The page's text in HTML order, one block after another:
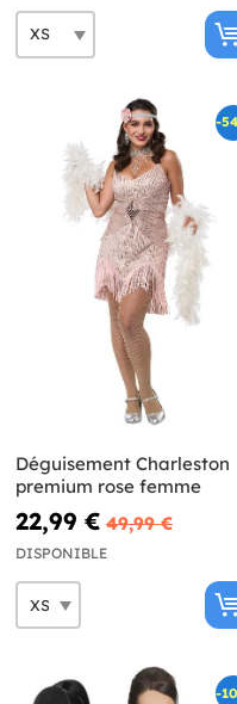
-
Déguisement Charleston
premium rose femme
22,99 € 49,99 €
DISPONIBLE
-